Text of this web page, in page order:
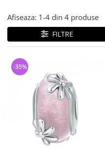
Solutii si lavete de curatare
bijuterii argint
Afiseaza: 1-4 din 4 produse
FILTRE
-35%